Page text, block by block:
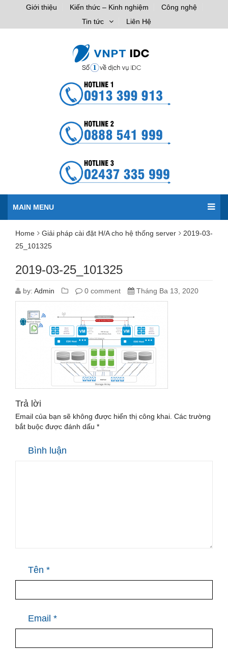
Giới thiệu Kiến thức – Kinh nghiệm
Công nghệ
Tin tức
Liên Hệ
MAIN MENU
Home Giải pháp cài đặt H/A cho hệ thống server
2019-03-
25_101325
2019-03-25_101325
by: Admin 0 comment Tháng Ba 13, 2020
Trả lời
Email của bạn sẽ không được hiển thị công khai. Các trường
bắt buộc được đánh dấu *
Bình luận
Tên *
Email *